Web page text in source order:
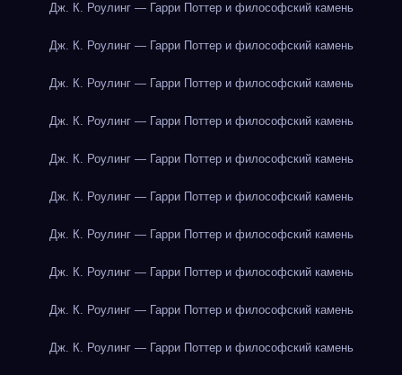
Дж. К. Роулинг — Гарри Поттер и философский камень
Дж. К. Роулинг — Гарри Поттер и философский камень
Дж. К. Роулинг — Гарри Поттер и философский камень
Дж. К. Роулинг — Гарри Поттер и философский камень
Дж. К. Роулинг — Гарри Поттер и философский камень
Дж. К. Роулинг — Гарри Поттер и философский камень
Дж. К. Роулинг — Гарри Поттер и философский камень
Дж. К. Роулинг — Гарри Поттер и философский камень
Дж. К. Роулинг — Гарри Поттер и философский камень
Дж. К. Роулинг — Гарри Поттер и философский камень